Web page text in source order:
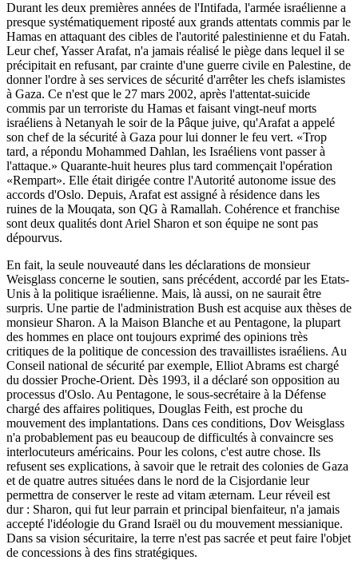
Durant les deux premières années de l'Intifada, l'armée israélienne a
presque systématiquement riposté aux grands attentats commis par le
Hamas en attaquant des cibles de l'autorité palestinienne et du Fatah.
Leur chef, Yasser Arafat, n'a jamais réalisé le piège dans lequel il se
précipitait en refusant, par crainte d'une guerre civile en Palestine, de
donner l'ordre à ses services de sécurité d'arrêter les chefs islamistes
à Gaza. Ce n'est que le 27 mars 2002, après l'attentat-suicide
commis par un terroriste du Hamas et faisant vingt-neuf morts
israéliens à Netanyah le soir de la Pâque juive, qu'Arafat a appelé
son chef de la sécurité à Gaza pour lui donner le feu vert. «Trop
tard, a répondu Mohammed Dahlan, les Israéliens vont passer à
l'attaque.» Quarante-huit heures plus tard commençait l'opération
«Rempart». Elle était dirigée contre l'Autorité autonome issue des
accords d'Oslo. Depuis, Arafat est assigné à résidence dans les
ruines de la Mouqata, son QG à Ramallah. Cohérence et franchise
sont deux qualités dont Ariel Sharon et son équipe ne sont pas
dépourvus.
En fait, la seule nouveauté dans les déclarations de monsieur
Weisglass concerne le soutien, sans précédent, accordé par les Etats-
Unis à la politique israélienne. Mais, là aussi, on ne saurait être
surpris. Une partie de l'administration Bush est acquise aux thèses de
monsieur Sharon. A la Maison Blanche et au Pentagone, la plupart
des hommes en place ont toujours exprimé des opinions très
critiques de la politique de concession des travaillistes israéliens. Au
Conseil national de sécurité par exemple, Elliot Abrams est chargé
du dossier Proche-Orient. Dès 1993, il a déclaré son opposition au
processus d'Oslo. Au Pentagone, le sous-secrétaire à la Défense
chargé des affaires politiques, Douglas Feith, est proche du
mouvement des implantations. Dans ces conditions, Dov Weisglass
n'a probablement pas eu beaucoup de difficultés à convaincre ses
interlocuteurs américains. Pour les colons, c'est autre chose. Ils
refusent ses explications, à savoir que le retrait des colonies de Gaza
et de quatre autres situées dans le nord de la Cisjordanie leur
permettra de conserver le reste ad vitam æternam. Leur réveil est
dur : Sharon, qui fut leur parrain et principal bienfaiteur, n'a jamais
accepté l'idéologie du Grand Israël ou du mouvement messianique.
Dans sa vision sécuritaire, la terre n'est pas sacrée et peut faire l'objet
de concessions à des fins stratégiques.